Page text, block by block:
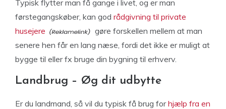
Typisk flytter man få gange i livet, og er man
førstegangskøber, kan god rådgivning til private
husejere
gøre forskellen mellem at man
senere hen får en lang næse, fordi det ikke er muligt at
bygge til eller fx bruge din bygning til erhverv.
Landbrug – Øg dit udbytte
Er du landmand, så vil du typisk få brug forhjælp fra en